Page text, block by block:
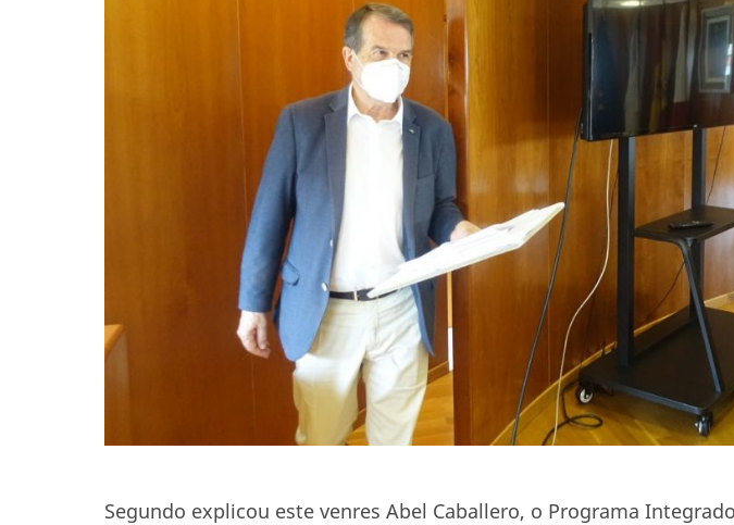
Segundo explicou este venres Abel Caballero, o Programa